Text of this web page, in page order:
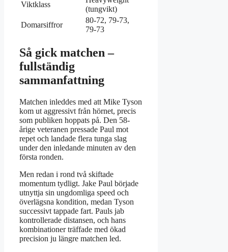
Viktklass
(tungvikt)
Domarsiffror
80-72, 79-73,
79-73
Så gick matchen –
fullständig
sammanfattning
Matchen inleddes med att Mike Tyson
kom ut aggressivt från hörnet, precis
som publiken hoppats på. Den 58-
årige veteranen pressade Paul mot
repet och landade flera tunga slag
under den inledande minuten av den
första ronden.
Men redan i rond två skiftade
momentum tydligt. Jake Paul började
utnyttja sin ungdomliga speed och
överlägsna kondition, medan Tyson
successivt tappade fart. Pauls jab
kontrollerade distansen, och hans
kombinationer träffade med ökad
precision ju längre matchen led.